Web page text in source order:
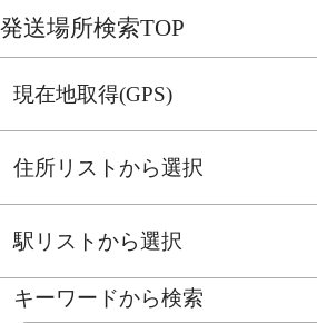
発送場所検索TOP
現在地取得(GPS)
住所リストから選択
駅リストから選択
キーワードから検索